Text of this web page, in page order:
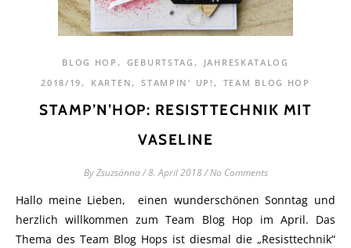
BLOG HOP , GEBURTSTAG ,
JAHRESKATALOG
2018/19 , KARTEN ,STAMPIN' UP! , TEAM BLOG HOP
STAMP’N’HOP: RESISTTECHNIK MIT
VASELINE
ByZsuzsánna/ 8. April 2018/ No Comments
Hallo meine Lieben, einen wunderschönen Sonntag und
herzlich willkommen zum Team Blog Hop im April. Das
Thema des Team Blog Hops ist diesmal die „Resisttechnik“